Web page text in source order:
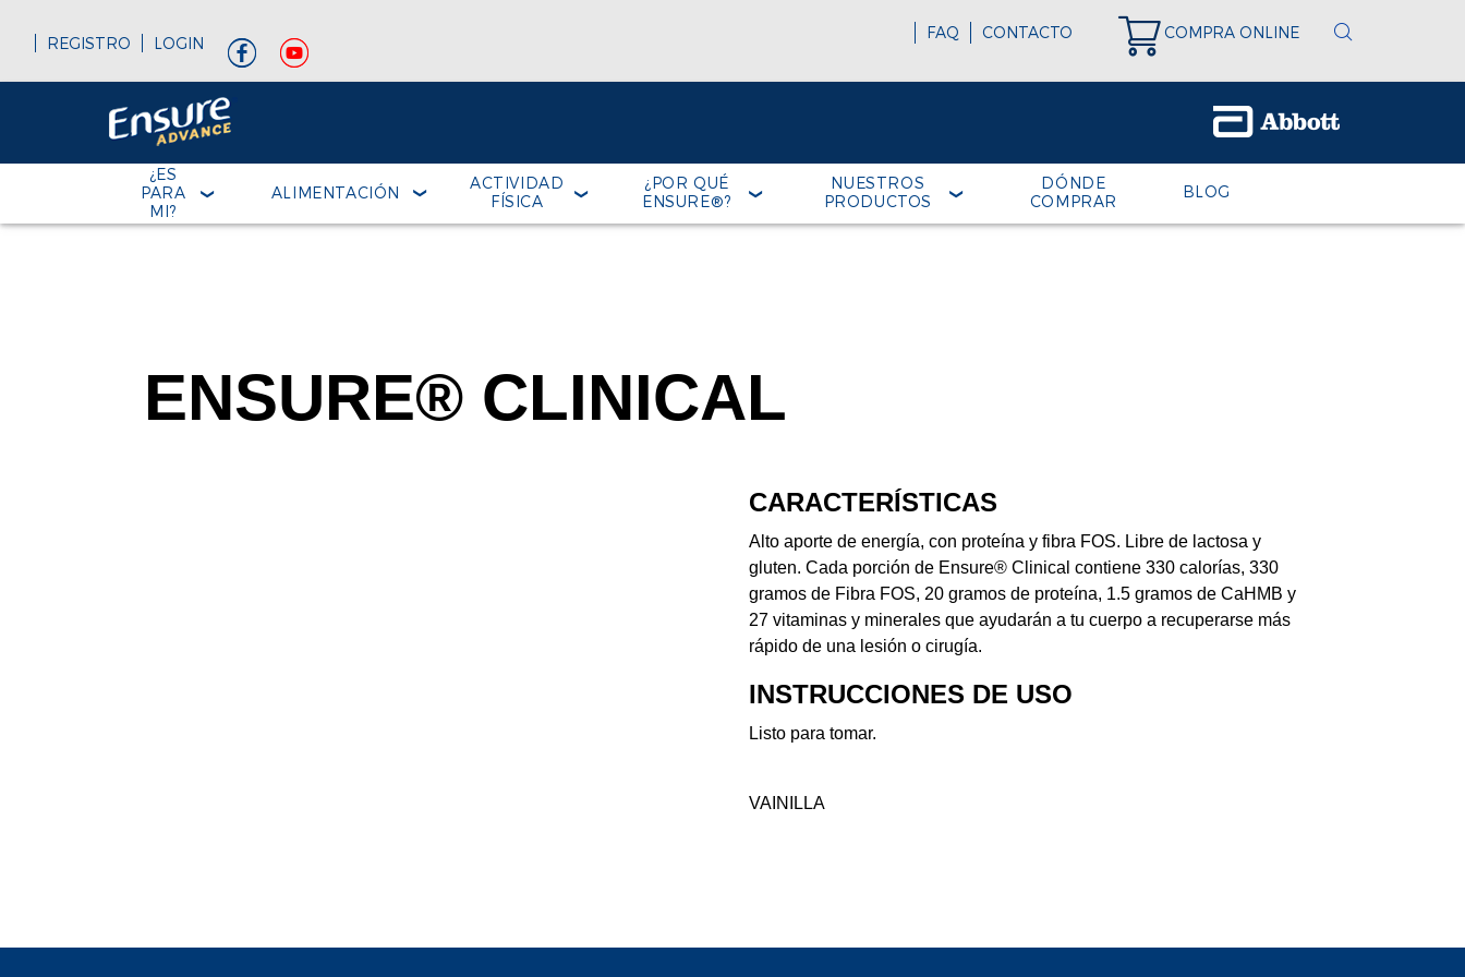
REGISTRO LOGIN
FAQ CONTACTO COMPRA ONLINE
¿ES
PARA
MI?
ALIMENTACIÓN
ACTIVIDAD
FÍSICA
¿POR QUÉ
ENSURE®?
NUESTROS
PRODUCTOS
DÓNDE
COMPRAR
BLOG
ENSURE® CLINICAL
CARACTERÍSTICAS
Alto aporte de energía, con proteína y fibra FOS. Libre de lactosa y
gluten. Cada porción de Ensure® Clinical contiene 330 calorías, 330
gramos de Fibra FOS, 20 gramos de proteína, 1.5 gramos de CaHMB y
27 vitaminas y minerales que ayudarán a tu cuerpo a recuperarse más
rápido de una lesión o cirugía.
INSTRUCCIONES DE USO
Listo para tomar.
VAINILLA